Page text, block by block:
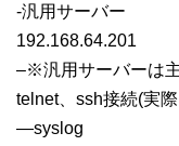
-汎用サーバー
192.168.64.201
–※汎用サーバーは
telnet、ssh接続(実
—syslog